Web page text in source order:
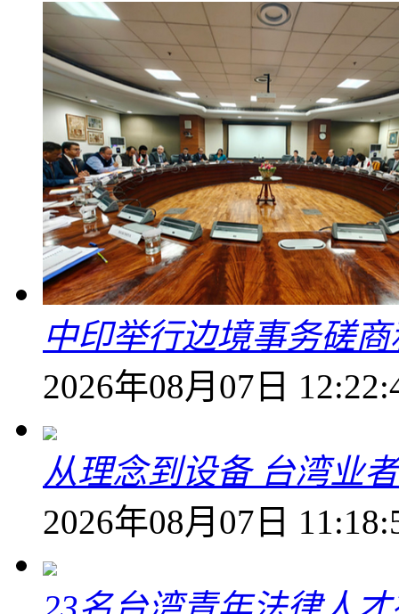
中印举行边境事务磋
2026年08月07日
从理念到设备 台湾业
2026年08月07日